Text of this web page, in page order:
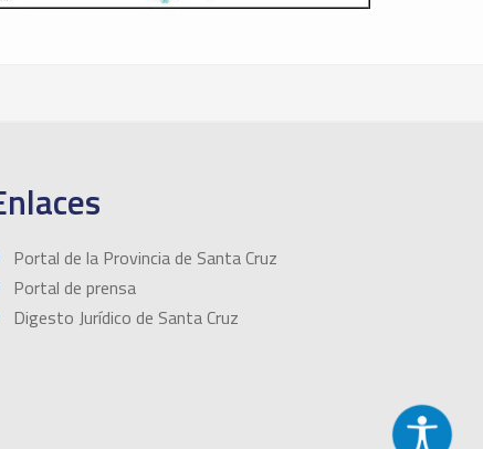
Portal de la Provincia de Santa Cruz
Portal de prensa
Digesto Jurídico de Santa Cruz